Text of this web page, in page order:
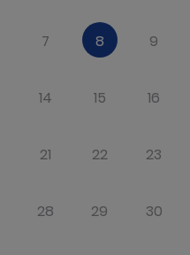
7 8 9
14 15 16
21 22 23
28 29 30